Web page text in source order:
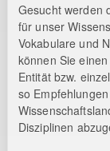
Gesucht werden
für unser
Vokabulare und
können Sie
Entität bzw.
so
Disziplinen